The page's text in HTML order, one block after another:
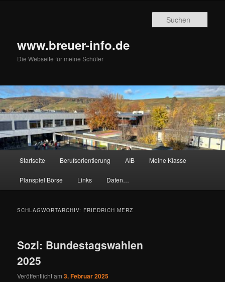
www.breuer-info.de
Die Webseite für meine Schüler
Startseite Berufsorientierung AIB Meine Klasse
Planspiel Börse Links Daten…
SCHLAGWORTARCHIV: FRIEDRICH MERZ
Sozi: Bundestagswahlen
2025
Veröffentlicht am3. Februar 2025